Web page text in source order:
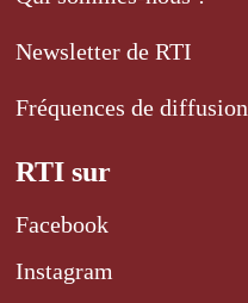
Newsletter de RTI
Fréquences de diffusion
RTI sur
Facebook
Instagram